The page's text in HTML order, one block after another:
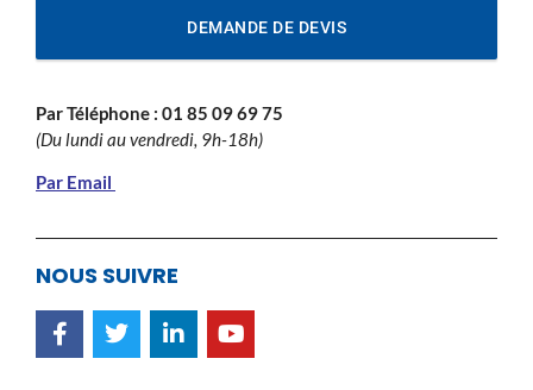
DEMANDE DE DEVIS
Par Téléphone : 01 85 09 69 75
(Du lundi au vendredi, 9h-18h)
Par Email
NOUS SUIVRE